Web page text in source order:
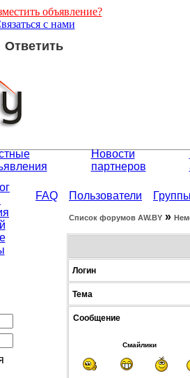
объявление?
с нами
Ответить
Новости
партнеров
FAQ Пользователи
Список форумов АW.BY »
Логин
Тема
Сообщение
Смайлики